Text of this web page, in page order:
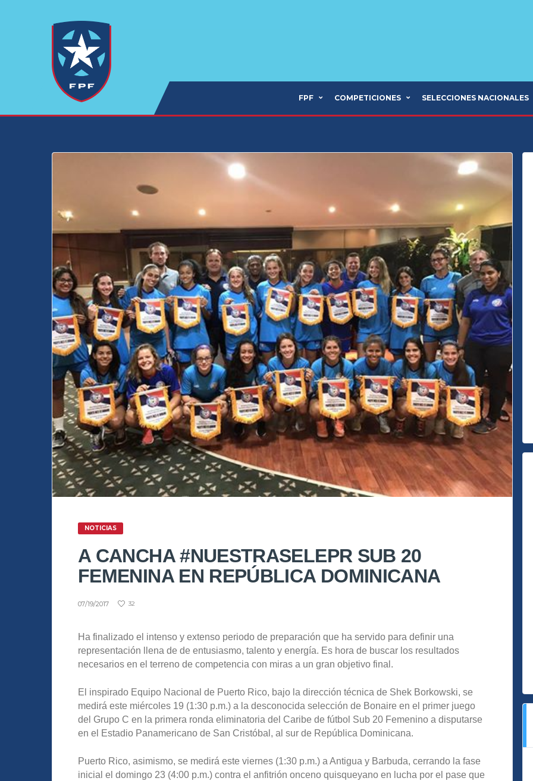
FPF COMPETICIONES SELECCIONES NACIONALES
NOTICIAS
A CANCHA #NUESTRASELEPR SUB 20
FEMENINA EN REPÚBLICA DOMINICANA
07/19/2017 32
Ha finalizado el intenso y extenso periodo de preparación que ha servido para definir una
representación llena de de entusiasmo, talento y energía. Es hora de buscar los resultados
necesarios en el terreno de competencia con miras a un gran objetivo final.
El inspirado Equipo Nacional de Puerto Rico, bajo la dirección técnica de Shek Borkowski, se
medirá este miércoles 19 (1:30 p.m.) a la desconocida selección de Bonaire en el primer juego
del Grupo C en la primera ronda eliminatoria del Caribe de fútbol Sub 20 Femenino a disputarse
en el Estadio Panamericano de San Cristóbal, al sur de República Dominicana.
Puerto Rico, asimismo, se medirá este viernes (1:30 p.m.) a Antigua y Barbuda, cerrando la fase
inicial el domingo 23 (4:00 p.m.) contra el anfitrión onceno quisqueyano en lucha por el pase que